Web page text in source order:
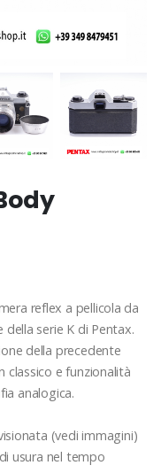
reflex a pellicola da
serie K di Pentax.
della precedente
classico e funzionalità
analogica.
(vedi immagini)
usura nel tempo